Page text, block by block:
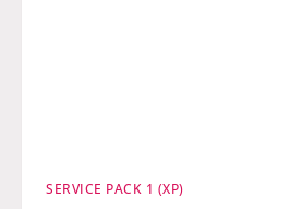
SERVICE PACK 1 (XP)